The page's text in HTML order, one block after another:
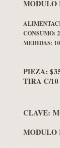
MODULO
CONSUMO:
MEDIDAS:
PIEZA:
TIRA C/10
CLAVE:
MODULO